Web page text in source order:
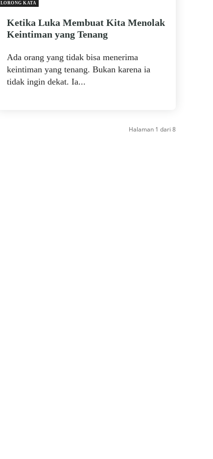
LORONG KATA
Ketika Luka Membuat Kita Menolak
Keintiman yang Tenang
Ada orang yang tidak bisa menerima
keintiman yang tenang. Bukan karena ia
tidak ingin dekat. Ia...
Halaman 1 dari 8